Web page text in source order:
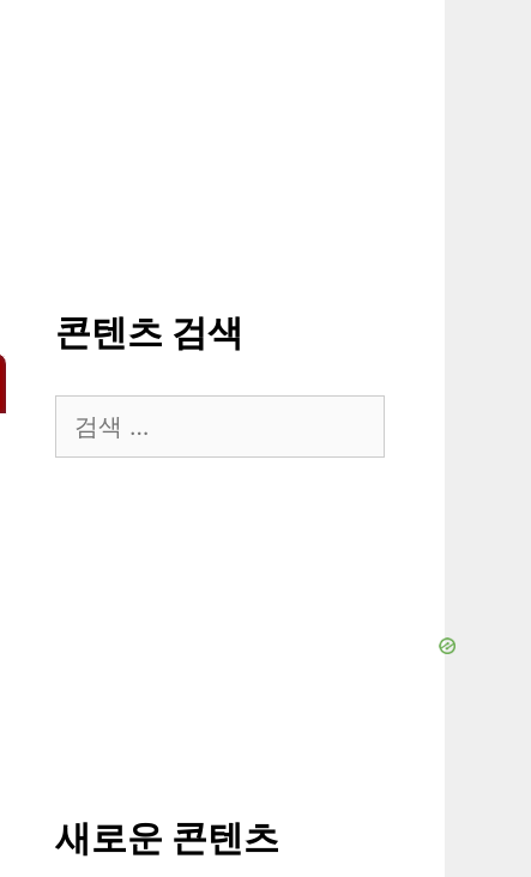
콘텐츠 검색
색:
새로운 콘텐츠